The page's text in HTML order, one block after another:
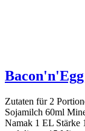
Zutaten für 2
Sojamilch 60ml
Namak 1 EL Stärke